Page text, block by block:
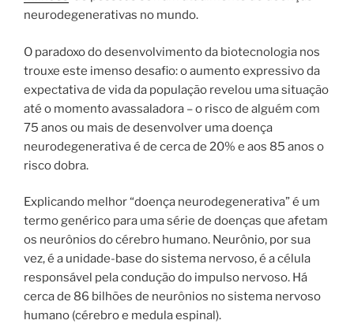
neurodegenerativas no mundo.
O paradoxo do desenvolvimento da biotecnologia nos
trouxe este imenso desafio: o aumento expressivo da
expectativa de vida da população revelou uma situação
até o momento avassaladora – o risco de alguém com
75 anos ou mais de desenvolver uma doença
neurodegenerativa é de cerca de 20% e aos 85 anos o
risco dobra.
Explicando melhor “doença neurodegenerativa” é um
termo genérico para uma série de doenças que afetam
os neurônios do cérebro humano. Neurônio, por sua
vez, é a unidade-base do sistema nervoso, é a célula
responsável pela condução do impulso nervoso. Há
cerca de 86 bilhões de neurônios no sistema nervoso
humano (cérebro e medula espinal).